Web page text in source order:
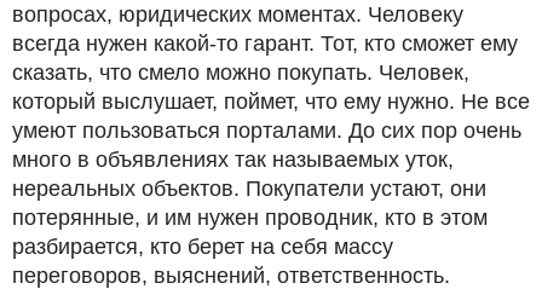
вопросах, юридических моментах. Человеку
всегда нужен какой-то гарант. Тот, кто сможет ему
сказать, что смело можно покупать. Человек,
который выслушает, поймет, что ему нужно. Не все
умеют пользоваться порталами. До сих пор очень
много в объявлениях так называемых уток,
нереальных объектов. Покупатели устают, они
потерянные, и им нужен проводник, кто в этом
разбирается, кто берет на себя массу
переговоров, выяснений, ответственность.